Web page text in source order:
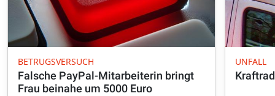
BETRUGSVERSUCH
Falsche PayPal-Mitarbeiterin bringt
Frau beinahe um 5000 Euro
UNFALL